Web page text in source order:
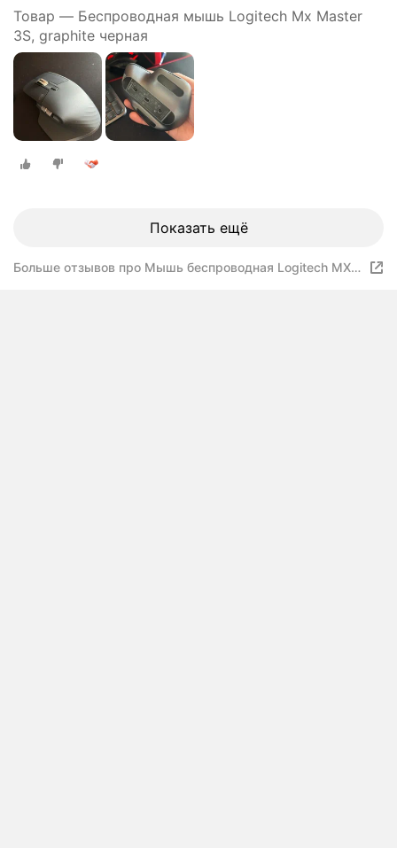
Товар — Беспроводная мышь Logitech Mx Master
3S, graphite черная
Показать ещё
Больше отзывов про Мышь беспроводная Logitech MX